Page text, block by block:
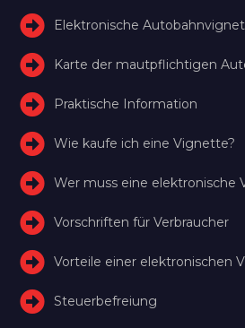
Elektronische
Karte der mautpflichtigen
Praktische Information
Wie kaufe ich eine Vignette?
Wer muss eine elektronische
Vorschriften für Verbraucher
Vorteile einer elektronischen
Steuerbefreiung